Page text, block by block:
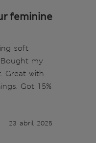
feminine
soft
my
Great with
Got 15%
23 abril 2025